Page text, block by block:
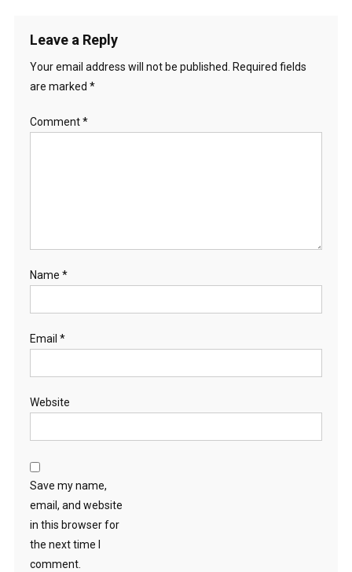
Leave a Reply
Your email address will not be published.
Required fields
are marked *
Comment*
Name *
Email *
Website
Save my name,
email, and website
in this browser for
the next time I
comment.